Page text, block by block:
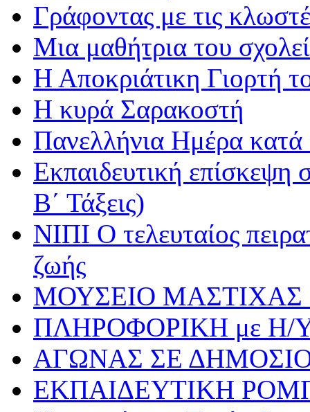
Γράφοντας με τις
Μια μαθήτρια του
Η Αποκριάτικη Γιορτή
Η κυρά Σαρακοστή
Πανελλήνια Ημέρα κατά
Εκπαιδευτική επίσκεψη
Β΄ Τάξεις)
ΝΙΠΙ Ο τελευταίος
ζωής
ΜΟΥΣΕΙΟ ΜΑΣΤΙΧΑΣ
ΠΛΗΡΟΦΟΡΙΚΗ με Η/
ΑΓΩΝΑΣ ΣΕ
ΕΚΠΑΙΔΕΥΤΙΚΗ